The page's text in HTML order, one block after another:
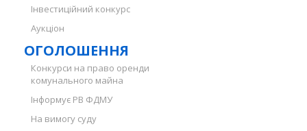
Інвестиційний конкурс
Аукціон
ОГОЛОШЕННЯ
Конкурси на право оренди
комунального майна
Інформує РВ ФДМУ
На вимогу суду